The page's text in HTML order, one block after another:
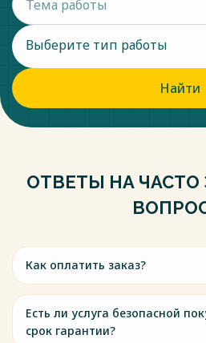
Выберите тип работы
Найти
ОТВЕТЫ НА
Как оплатить заказ?
Есть ли услуга безопасной
срок гарантии?